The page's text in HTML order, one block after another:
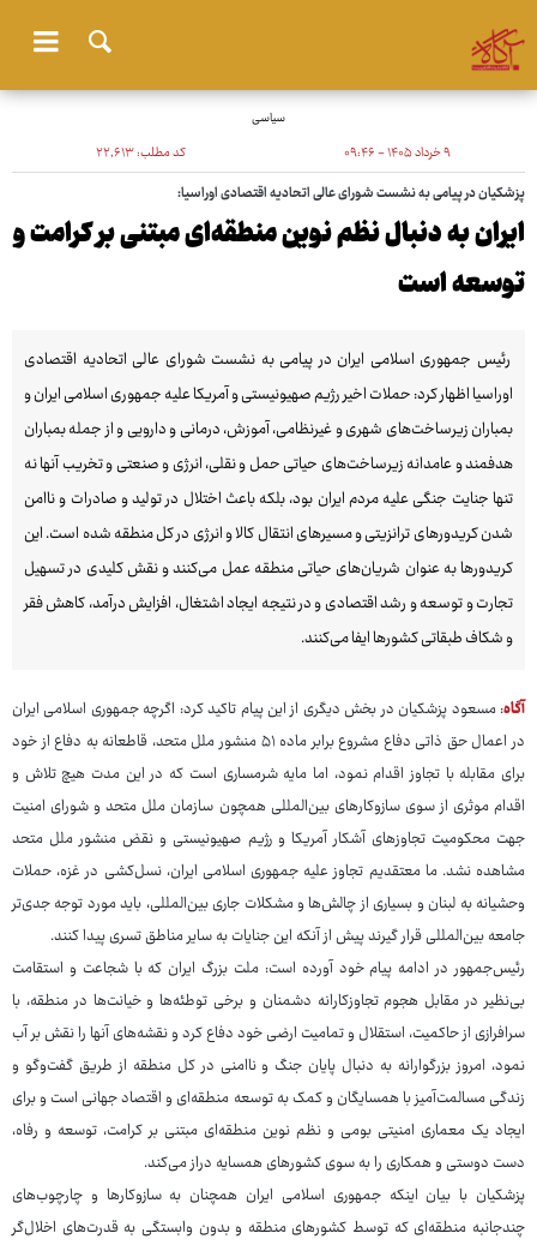
سیاسی
۹ خرداد ۱۴۰۵ - ۰۹:۴۶ کد مطلب:۲۲٬۶۱۳
پزشکیان در پیامی به نشست شورای عالی اتحادیه اقتصادی اوراسیا:
ایران به دنبال نظم نوین منطقه‌ای مبتنی بر کرامت و
توسعه است
رئیس‌ جمهوری اسلامی ایران در پیامی به نشست شورای عالی اتحادیه اقتصادی
اوراسیا اظهار کرد: حملات اخیر رژیم صهیونیستی و آمریکا علیه جمهوری اسلامی ایران و
بمباران زیرساخت‌های شهری و غیرنظامی، آموزش، درمانی و دارویی و از جمله بمباران
هدفمند و عامدانه زیرساخت‌های حیاتی حمل و نقلی، انرژی و صنعتی و تخریب آنها نه
تنها جنایت جنگی علیه مردم ایران بود، بلکه باعث اختلال در تولید و صادرات و ناامن‌
شدن کریدورهای ترانزیتی و مسیرهای انتقال کالا و انرژی در کل منطقه شده است. این
کریدورها به عنوان شریان‌های حیاتی منطقه عمل می‌کنند و نقش کلیدی در تسهیل
تجارت و توسعه و رشد اقتصادی و در نتیجه ایجاد اشتغال، افزایش درآمد، کاهش فقر
و شکاف طبقاتی کشورها ایفا می‌کنند.
آگاه: مسعود پزشکیان در بخش دیگری از این پیام تاکید کرد: اگرچه جمهوری اسلامی ایران
در اعمال حق ذاتی دفاع مشروع برابر ماده ۵۱ منشور ملل متحد، قاطعانه به دفاع از خود
برای مقابله با تجاوز اقدام نمود، اما مایه شرمساری است که در این مدت هیچ تلاش و
اقدام موثری از سوی سازوکارهای بین‌المللی همچون سازمان ملل متحد و شورای امنیت
جهت محکومیت تجاوزهای آشکار آمریکا و رژیم صهیونیستی و نقض منشور ملل متحد
مشاهده نشد. ما معتقدیم تجاوز علیه جمهوری اسلامی ایران، نسل‌کشی در غزه، حملات
وحشیانه به لبنان و بسیاری از چالش‌ها و مشکلات جاری بین‌المللی، باید مورد توجه جدی‌تر
جامعه بین‌المللی قرار گیرند پیش از آنکه این جنایات به سایر مناطق تسری پیدا کنند.
رئیس‌جمهور در ادامه پیام خود آورده است: ملت بزرگ ایران که با شجاعت و استقامت
بی‌نظیر در مقابل هجوم تجاوزکارانه دشمنان و برخی توطئه‌ها و خیانت‌ها در منطقه، با
سرافرازی از حاکمیت، استقلال و تمامیت ارضی خود دفاع کرد و نقشه‌های آنها را نقش بر آب
نمود، امروز بزرگوارانه به دنبال پایان جنگ و ناامنی در کل منطقه از طریق گفت‌وگو و
زندگی مسالمت‌آمیز با همسایگان و کمک به توسعه منطقه‌ای و اقتصاد جهانی است و برای
ایجاد یک معماری امنیتی بومی و نظم نوین منطقه‌ای مبتنی بر کرامت، توسعه و رفاه،
دست دوستی و همکاری را به سوی کشورهای همسایه دراز می‌کند.
پزشکیان با بیان اینکه جمهوری اسلامی ایران همچنان به سازوکارها و چارچوب‌های
چندجانبه منطقه‌ای که توسط کشورهای منطقه و بدون وابستگی به قدرت‌های اخلال‌گر